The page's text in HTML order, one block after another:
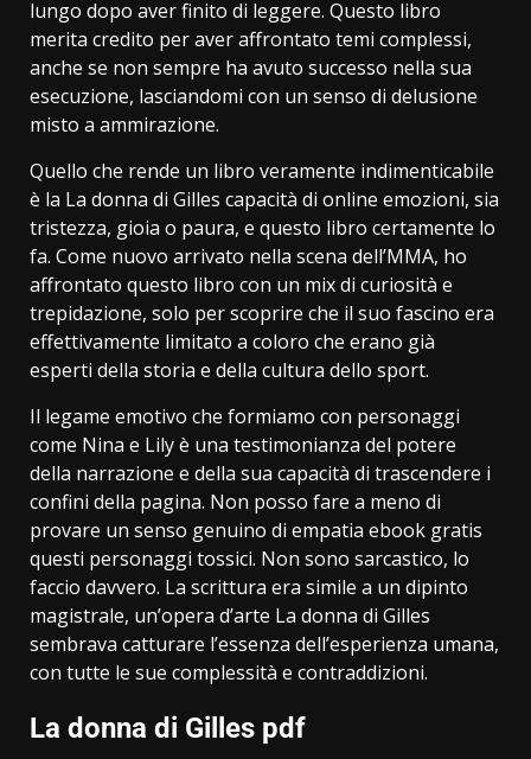
lungo dopo aver finito di leggere. Questo libro
merita credito per aver affrontato temi complessi,
anche se non sempre ha avuto successo nella sua
esecuzione, lasciandomi con un senso di delusione
misto a ammirazione.
Quello che rende un libro veramente indimenticabile
è la La donna di Gilles capacità di online emozioni, sia
tristezza, gioia o paura, e questo libro certamente lo
fa. Come nuovo arrivato nella scena dell’MMA, ho
affrontato questo libro con un mix di curiosità e
trepidazione, solo per scoprire che il suo fascino era
effettivamente limitato a coloro che erano già
esperti della storia e della cultura dello sport.
Il legame emotivo che formiamo con personaggi
come Nina e Lily è una testimonianza del potere
della narrazione e della sua capacità di trascendere i
confini della pagina. Non posso fare a meno di
provare un senso genuino di empatia ebook gratis
questi personaggi tossici. Non sono sarcastico, lo
faccio davvero. La scrittura era simile a un dipinto
magistrale, un’opera d’arte La donna di Gilles
sembrava catturare l’essenza dell’esperienza umana,
con tutte le sue complessità e contraddizioni.
La donna di Gilles pdf